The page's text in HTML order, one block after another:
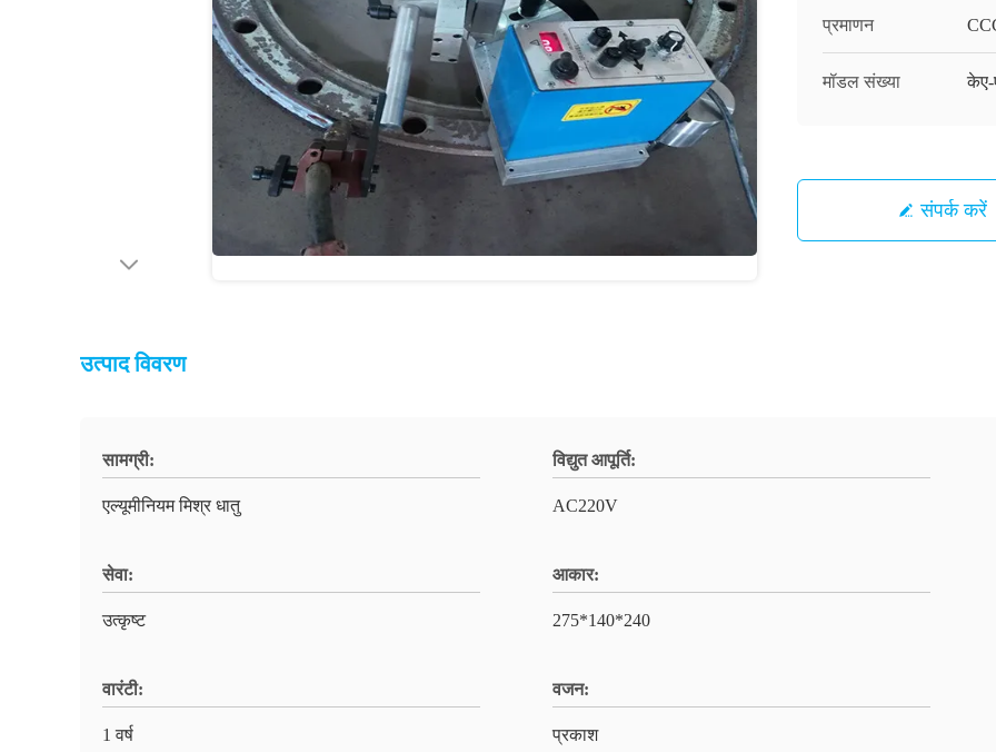
प्रमाणन
मॉडल संख्या केए-
संपर्क करें
उत्पाद विवरण
सामग्री:
एल्यूमीनियम मिश्र धातु
विद्युत आपूर्ति:
AC220V
सेवा:
उत्कृष्ट
आकार:
275*140*240
वारंटी:
1 वर्ष
वजन:
प्रकाश